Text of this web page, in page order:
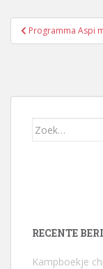
Bericht
navigatie
Programma Aspi
Zoek
RECENTE
Kampboekje